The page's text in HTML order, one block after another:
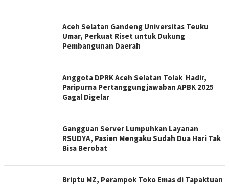
Aceh Selatan Gandeng Universitas Teuku
Umar, Perkuat Riset untuk Dukung
Pembangunan Daerah
Anggota DPRK Aceh Selatan Tolak Hadir,
Paripurna Pertanggungjawaban APBK 2025
Gagal Digelar
Gangguan Server Lumpuhkan Layanan
RSUDYA, Pasien Mengaku Sudah Dua Hari Tak
Bisa Berobat
Briptu MZ, Perampok Toko Emas di Tapaktuan